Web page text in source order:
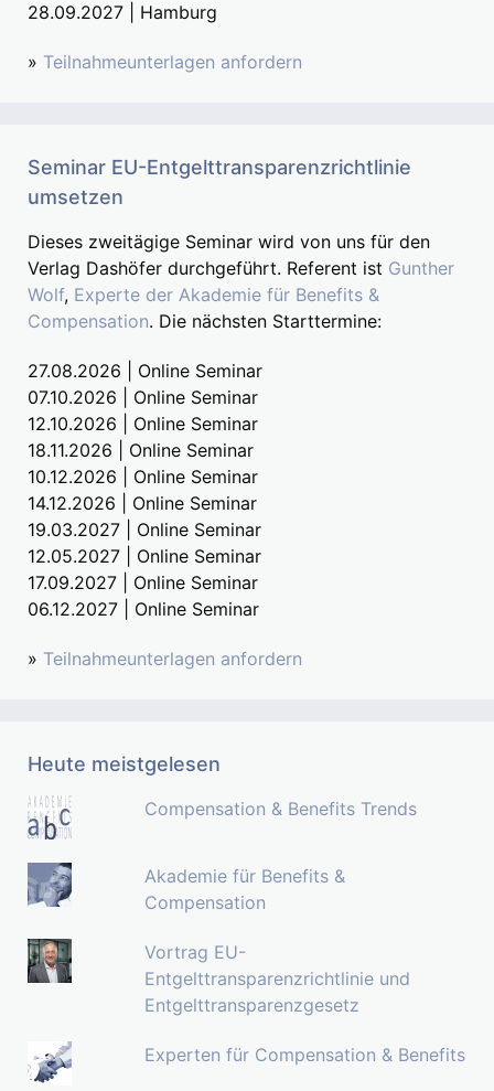
28.09.2027 | Hamburg
» Teilnahmeunterlagen anfordern
Seminar EU-Entgelttransparenzrichtlinie
umsetzen
Dieses zweitägige Seminar wird von uns für den
Verlag Dashöfer durchgeführt. Referent ist Gunther
Wolf, Experte der Akademie für Benefits &
Compensation. Die nächsten Starttermine:
27.08.2026 | Online Seminar
07.10.2026 | Online Seminar
12.10.2026 | Online Seminar
18.11.2026 | Online Seminar
10.12.2026 | Online Seminar
14.12.2026 | Online Seminar
19.03.2027 | Online Seminar
12.05.2027 | Online Seminar
17.09.2027 | Online Seminar
06.12.2027 | Online Seminar
» Teilnahmeunterlagen anfordern
Heute meistgelesen
Compensation & Benefits Trends
Akademie für Benefits &
Compensation
Vortrag EU-
Entgelttransparenzrichtlinie und
Entgelttransparenzgesetz
Experten für Compensation & Benefits